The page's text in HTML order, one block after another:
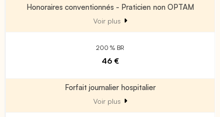
Honoraires conventionnés - Praticien non OPTAM
Voir plus
200 % BR
46 €
Forfait journalier hospitalier
Voir plus